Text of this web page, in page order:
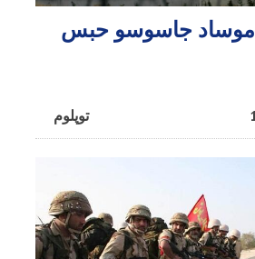
ایران‌دا ۲۶ موساد جاسوسو حبس
توپلوم